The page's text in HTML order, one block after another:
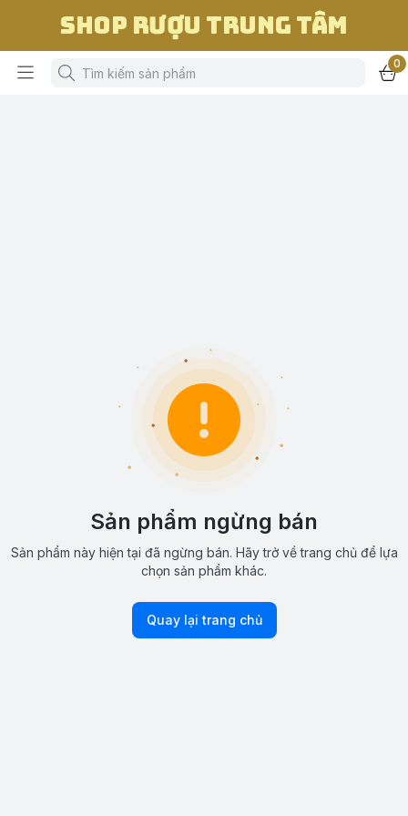
Shop Rượu Trung Tâm
0
Sản phẩm ngừng bán
Sản phẩm này hiện tại đã ngừng bán. Hãy trở về trang chủ để lựa
chọn sản phẩm khác.
Quay lại trang chủ